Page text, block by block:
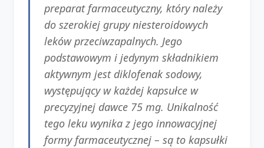
preparat farmaceutyczny, który należy
do szerokiej grupy niesteroidowych
leków przeciwzapalnych. Jego
podstawowym i jedynym składnikiem
aktywnym jest diklofenak sodowy,
występujący w każdej kapsułce w
precyzyjnej dawce 75 mg. Unikalność
tego leku wynika z jego innowacyjnej
formy farmaceutycznej – są to kapsułki